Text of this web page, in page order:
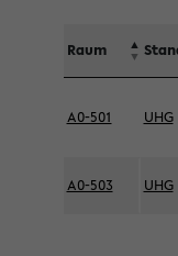
Raum
A0-501 UHG
A0-503 UHG